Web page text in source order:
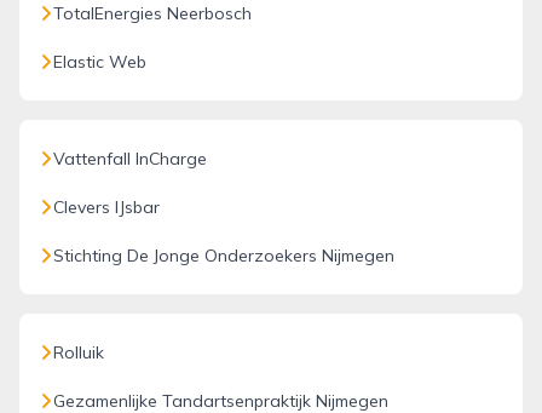
TotalEnergies Neerbosch
Elastic Web
Vattenfall InCharge
Clevers IJsbar
Stichting De Jonge Onderzoekers Nijmegen
Rolluik
Gezamenlijke Tandartsenpraktijk Nijmegen